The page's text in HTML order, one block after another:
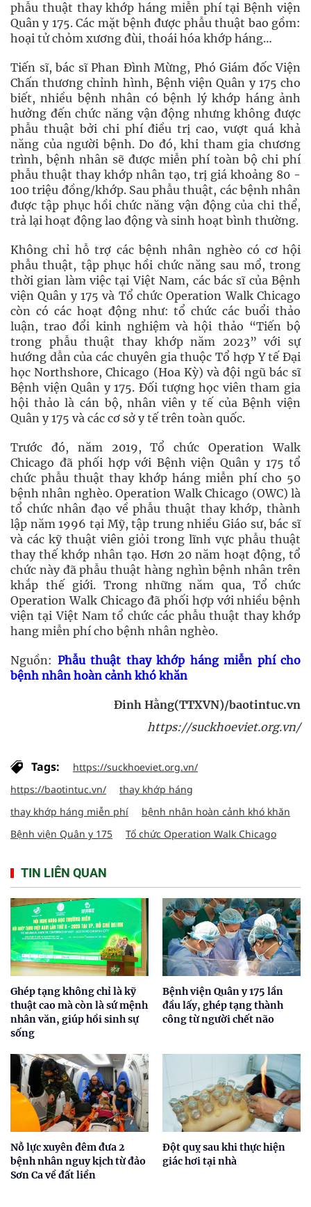
phẫu thuật thay khớp háng miễn phí tại Bệnh viện
Quân y 175. Các mặt bệnh được phẫu thuật bao gồm:
hoại tử chỏm xương đùi, thoái hóa khớp háng…
Tiến sĩ, bác sĩ Phan Đình Mừng, Phó Giám đốc Viện
Chấn thương chỉnh hình, Bệnh viện Quân y 175 cho
biết, nhiều bệnh nhân có bệnh lý khớp háng ảnh
hưởng đến chức năng vận động nhưng không được
phẫu thuật bởi chi phí điều trị cao, vượt quá khả
năng của người bệnh. Do đó, khi tham gia chương
trình, bệnh nhân sẽ được miễn phí toàn bộ chi phí
phẫu thuật thay khớp nhân tạo, trị giá khoảng 80 -
100 triệu đồng/khớp. Sau phẫu thuật, các bệnh nhân
được tập phục hồi chức năng vận động của chi thể,
trả lại hoạt động lao động và sinh hoạt bình thường.
Không chỉ hỗ trợ các bệnh nhân nghèo có cơ hội
phẫu thuật, tập phục hồi chức năng sau mổ, trong
thời gian làm việc tại Việt Nam, các bác sĩ của Bệnh
viện Quân y 175 và Tổ chức Operation Walk Chicago
còn có các hoạt động như: tổ chức các buổi thảo
luận, trao đổi kinh nghiệm và hội thảo “Tiến bộ
trong phẫu thuật thay khớp năm 2023” với sự
hướng dẫn của các chuyên gia thuộc Tổ hợp Y tế Đại
học Northshore, Chicago (Hoa Kỳ) và đội ngũ bác sĩ
Bệnh viện Quân y 175. Đối tượng học viên tham gia
hội thảo là cán bộ, nhân viên y tế của Bệnh viện
Quân y 175 và các cơ sở y tế trên toàn quốc.
Trước đó, năm 2019, Tổ chức Operation Walk
Chicago đã phối hợp với Bệnh viện Quân y 175 tổ
chức phẫu thuật thay khớp háng miễn phí cho 50
bệnh nhân nghèo. Operation Walk Chicago (OWC) là
tổ chức nhân đạo về phẫu thuật thay khớp, thành
lập năm 1996 tại Mỹ, tập trung nhiều Giáo sư, bác sĩ
và các kỹ thuật viên giỏi trong lĩnh vực phẫu thuật
thay thế khớp nhân tạo. Hơn 20 năm hoạt động, tổ
chức này đã phẫu thuật hàng nghìn bệnh nhân trên
khắp thế giới. Trong những năm qua, Tổ chức
Operation Walk Chicago đã phối hợp với nhiều bệnh
viện tại Việt Nam tổ chức các phẫu thuật thay khớp
hang miễn phí cho bệnh nhân nghèo.
Nguồn: Phẫu thuật thay khớp háng miễn phí cho
bệnh nhân hoàn cảnh khó khăn
Đinh Hằng(TTXVN)/baotintuc.vn
https://suckhoeviet.org.vn/
Tags:
https://suckhoeviet.org.vn/
https://baotintuc.vn/
thay khớp háng
thay khớp háng miễn phí
bệnh nhân hoàn cảnh khó khăn
Bệnh viện Quân y 175
Tổ chức Operation Walk Chicago
TIN LIÊN QUAN
Ghép tạng không chỉ là kỹ
thuật cao mà còn là sứ mệnh
nhân văn, giúp hồi sinh sự
sống
Bệnh viện Quân y 175 lần
đầu lấy, ghép tạng thành
công từ người chết não
Nỗ lực xuyên đêm đưa 2
bệnh nhân nguy kịch từ đảo
Sơn Ca về đất liền
Đột quỵ sau khi thực hiện
giác hơi tại nhà